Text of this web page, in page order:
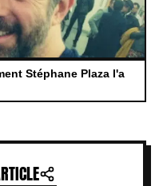
Stéphane Plaza l'a